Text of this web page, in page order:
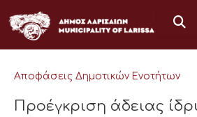
στο
περιεχόμενο
Αποφάσεις Δημοτικών Ενοτήτων
Προέγκριση άδειας